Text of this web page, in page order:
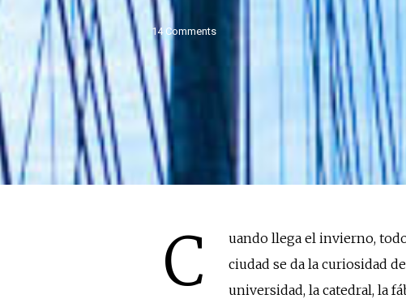
14 Comments
C
uando llega el invierno,
ciudad se da la curiosidad
universidad, la catedral, la